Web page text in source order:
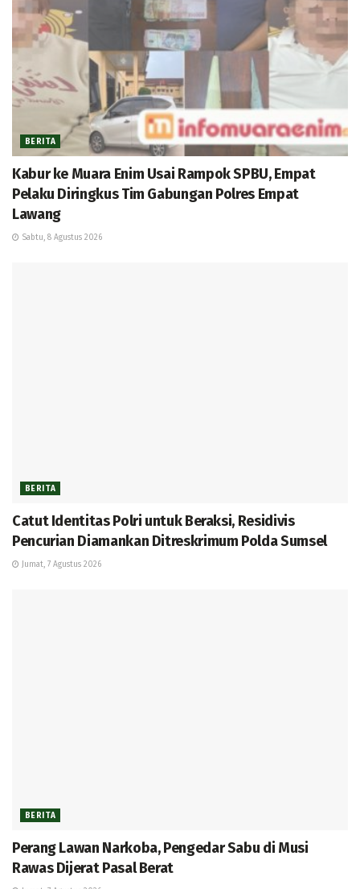
BERITA
Kabur ke Muara Enim Usai Rampok SPBU, Empat
Pelaku Diringkus Tim Gabungan Polres Empat
Lawang
Sabtu, 8 Agustus 2026
BERITA
Catut Identitas Polri untuk Beraksi, Residivis
Pencurian Diamankan Ditreskrimum Polda Sumsel
Jumat, 7 Agustus 2026
BERITA
Perang Lawan Narkoba, Pengedar Sabu di Musi
Rawas Dijerat Pasal Berat